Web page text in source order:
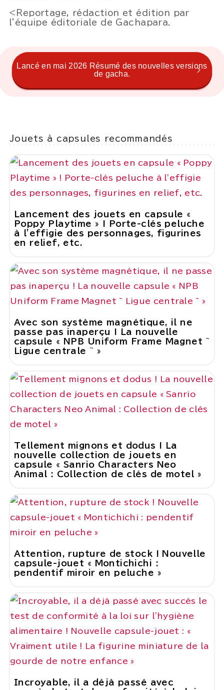
<Reportage, rédaction et édition par
l'équipe éditoriale de Gachapara.
Lancé en mai 2026 Résumé des nouvelles versions
de gacha.
Jouets à capsules recommandés
Lancement des jouets en capsule «
Poppy Playtime » ! Porte-clés peluche
à l'effigie des personnages, figurines
en relief, etc.
Avec son système magnétique, il ne
passe pas inaperçu ! La nouvelle
capsule « NPB Uniform Frame Magnet ~
Ligue centrale ~ »
Tellement mignons et dodus ! La
nouvelle collection de jouets en
capsule « Sanrio Characters Neo
Animal : Collection de clés de motel »
Attention, rupture de stock ! Nouvelle
capsule-jouet « Montichichi :
pendentif miroir en peluche »
Incroyable, il a déjà passé avec